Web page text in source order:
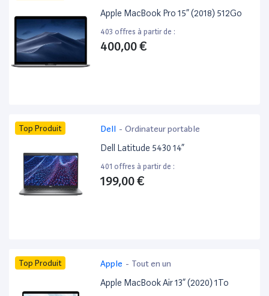
Apple MacBook Pro 15” (2018) 512Go
403 offres à partir de :
400,00 €
Top Produit Dell - Ordinateur portable
Dell Latitude 5430 14”
401 offres à partir de :
199,00 €
Top Produit Apple - Tout en un
Apple MacBook Air 13” (2020) 1To